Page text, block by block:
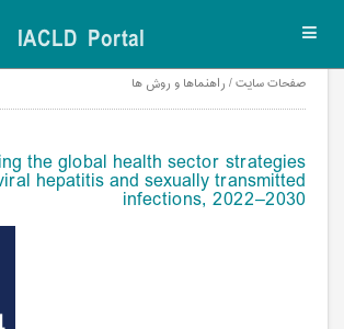
IACLD Portal
صفحات سایت / راهنماها و روش ها
the global health sector strategies
hepatitis and sexually transmitted
infections, 2022–2030